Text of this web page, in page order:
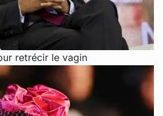
retrécir le vagin